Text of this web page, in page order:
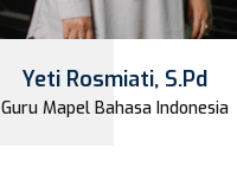
Yeti Rosmiati, S.Pd
Guru Mapel Bahasa Indonesia